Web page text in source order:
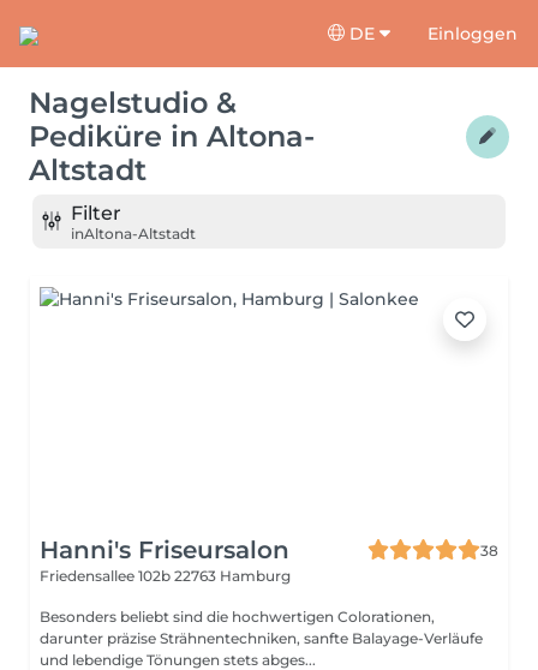
DE Einloggen
Nagelstudio &
Pediküre in Altona-
Altstadt
Filter
inAltona-Altstadt
Hanni's Friseursalon
38
Friedensallee 102b 22763 Hamburg
Besonders beliebt sind die hochwertigen Colorationen,
darunter präzise Strähnentechniken, sanfte Balayage-Verläufe
und lebendige Tönungen stets abges...